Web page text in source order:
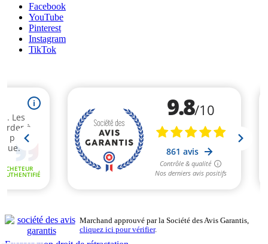
Facebook
YouTube
Pinterest
Instagram
TikTok
Marchand approuvé par la Société des Avis Garantis,
cliquez ici pour vérifier.